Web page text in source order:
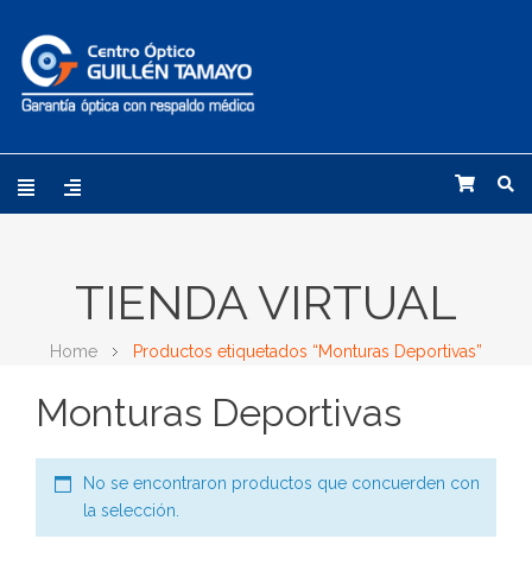
TIENDA VIRTUAL
Home Productos etiquetados “Monturas Deportivas”
Monturas Deportivas
No se encontraron productos que concuerden con
la selección.